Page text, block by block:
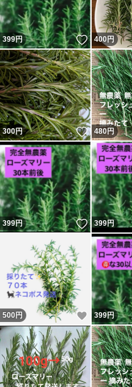
399円 いいね！
400円
300円 いいね！
480円
399円 いいね！
399円
500 円 いいね！
399円